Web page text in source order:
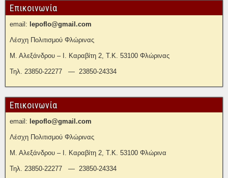
Επικοινωνία
email: lepoflo@gmail.com
Λέσχη Πολιτισμού Φλώρινας
Μ. Αλεξάνδρου – Ι. Καραβίτη 2, Τ.Κ. 53100 Φλώρινας
Τηλ. 23850-22277 — 23850-24334
Επικοινωνία
email: lepoflo@gmail.com
Λέσχη Πολιτισμού Φλώρινας
Μ. Αλεξάνδρου – Ι. Καραβίτη 2, Τ.Κ. 53100 Φλώρινα
Τηλ. 23850-22277 — 23850-24334